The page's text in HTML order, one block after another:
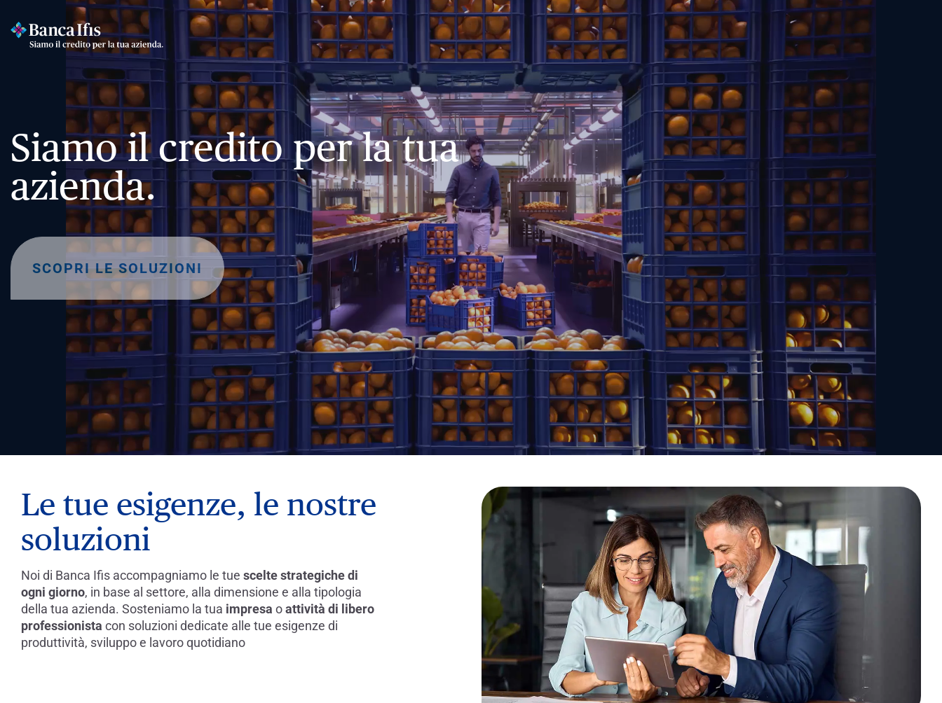
Siamo il credito per la tua
azienda.
SCOPRI LE SOLUZIONI
Le tue esigenze, le nostre
soluzioni
Noi di Banca Ifis accompagniamo le tue scelte strategiche di
ogni giorno, in base al settore, alla dimensione e alla tipologia
della tua azienda. Sosteniamo la tua impresa oattività di libero
professionista con soluzioni dedicate alle tue esigenze di
produttività, sviluppo e lavoro quotidiano